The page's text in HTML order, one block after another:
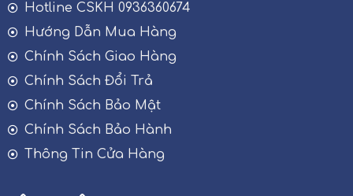
Hotline CSKH 0936360674
Hướng Dẫn Mua Hàng
Chính Sách Giao Hàng
Chính Sách Đổi Trả
Chính Sách Bảo Mật
Chính Sách Bảo Hành
Thông Tin Cửa Hàng